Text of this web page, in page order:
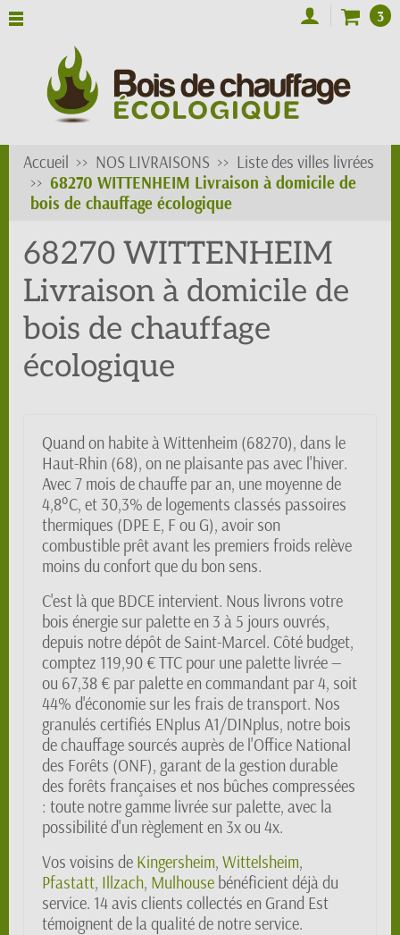
3
Accueil NOS LIVRAISONS
Liste des villes livrées
68270 WITTENHEIM Livraison à domicile de
bois de chauffage écologique
68270 WITTENHEIM
Livraison à domicile de
bois de chauffage
écologique
Quand on habite à Wittenheim (68270), dans le
Haut-Rhin (68), on ne plaisante pas avec l'hiver.
Avec 7 mois de chauffe par an, une moyenne de
4,8°C, et 30,3% de logements classés passoires
thermiques (DPE E, F ou G), avoir son
combustible prêt avant les premiers froids relève
moins du confort que du bon sens.
C'est là que BDCE intervient. Nous livrons votre
bois énergie sur palette en 3 à 5 jours ouvrés,
depuis notre dépôt de Saint-Marcel. Côté budget,
comptez 119,90 € TTC pour une palette livrée —
ou 67,38 € par palette en commandant par 4, soit
44% d'économie sur les frais de transport. Nos
granulés certifiés ENplus A1/DINplus, notre bois
de chauffage sourcés auprès de l'Office National
des Forêts (ONF), garant de la gestion durable
des forêts françaises et nos bûches compressées
: toute notre gamme livrée sur palette, avec la
possibilité d'un règlement en 3x ou 4x.
Vos voisins de Kingersheim, Wittelsheim,
Pfastatt, Illzach, Mulhouse bénéficient déjà du
service. 14 avis clients collectés en Grand Est
témoignent de la qualité de notre service.